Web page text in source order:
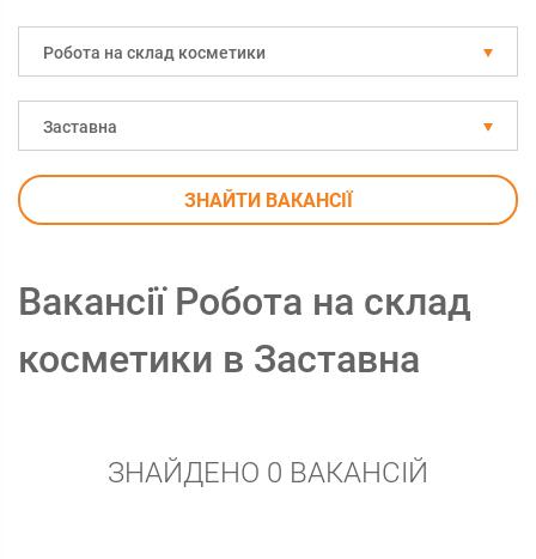
Робота на склад косметики
Заставна
ЗНАЙТИ ВАКАНСІЇ
Вакансії Робота на склад
косметики в Заставна
ЗНАЙДЕНО 0 ВАКАНСІЙ